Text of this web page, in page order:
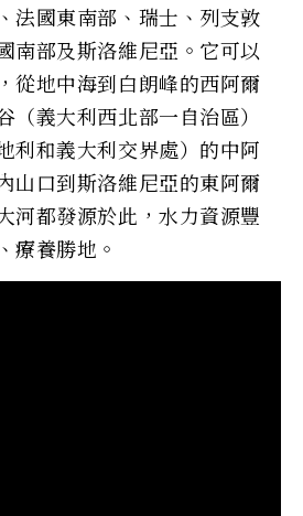
法國東南部、瑞士、列支敦
南部及斯洛維尼亞。它可以
從地中海到白朗峰的西阿爾
（義大利西北部一自治區）
利和義大利交界處）的中阿
山口到斯洛維尼亞的東阿爾
河都發源於此，水力資源豐
療養勝地。